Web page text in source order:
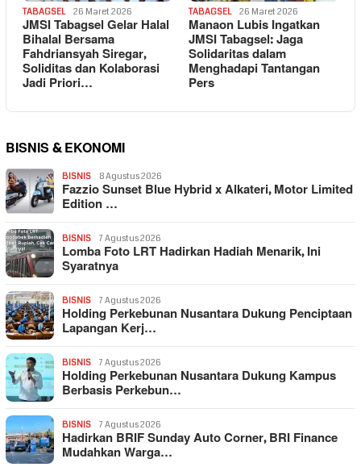
TABAGSEL 26 Maret 2026
JMSI Tabagsel Gelar Halal
Bihalal Bersama
Fahdriansyah Siregar,
Soliditas dan Kolaborasi
Jadi Priori…
TABAGSEL 26 Maret 2026
Manaon Lubis Ingatkan
JMSI Tabagsel: Jaga
Solidaritas dalam
Menghadapi Tantangan
Pers
BISNIS & EKONOMI
BISNIS 8 Agustus 2026
Fazzio Sunset Blue Hybrid x Alkateri, Motor Limited
Edition …
BISNIS 7 Agustus 2026
Lomba Foto LRT Hadirkan Hadiah Menarik, Ini
Syaratnya
BISNIS 7 Agustus 2026
Holding Perkebunan Nusantara Dukung Penciptaan
Lapangan Kerj…
BISNIS 7 Agustus 2026
Holding Perkebunan Nusantara Dukung Kampus
Berbasis Perkebun…
BISNIS 7 Agustus 2026
Hadirkan BRIF Sunday Auto Corner, BRI Finance
Mudahkan Warga…